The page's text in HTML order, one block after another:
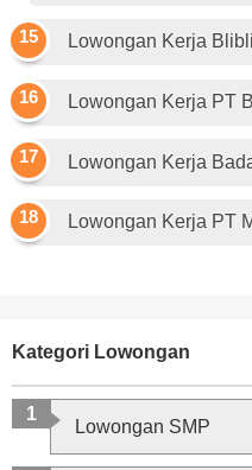
Lowongan Kerja
Lowongan Kerja PT
Lowongan Kerja
Lowongan Kerja PT
Kategori Lowongan
Lowongan SMP